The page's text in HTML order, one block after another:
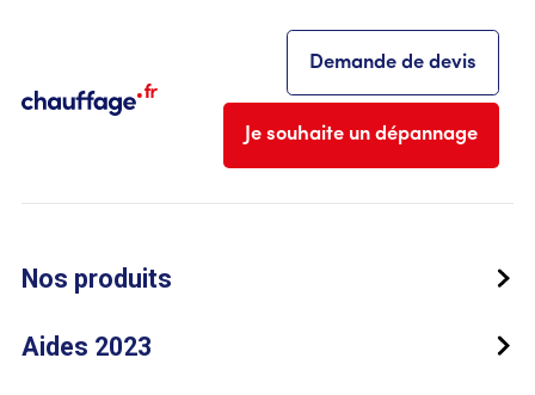
Demande de devis
Je souhaite un dépannage
Nos produits
Aides 2023